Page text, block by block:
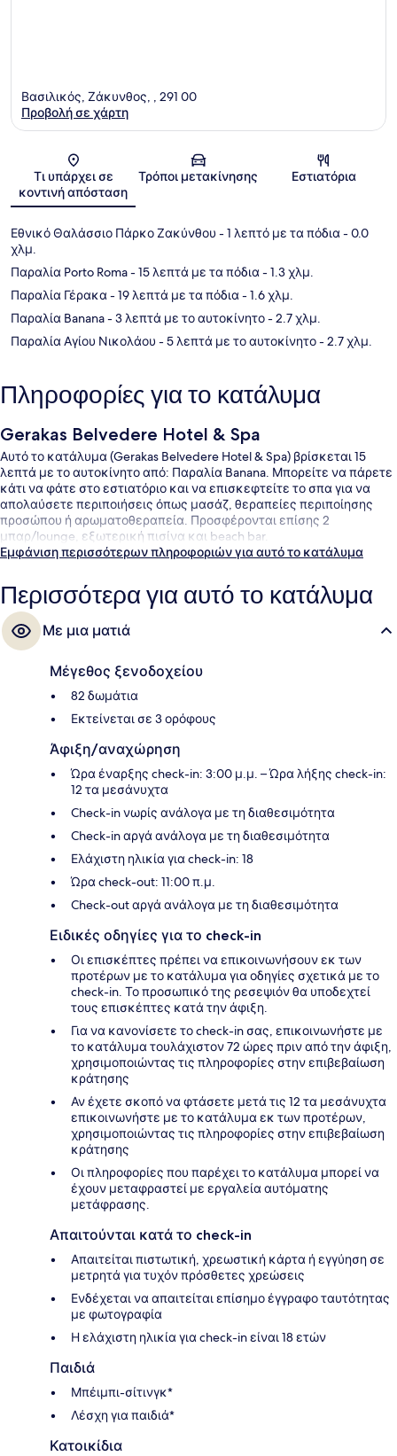
Χάρτης
Βασιλικός, Ζάκυνθος, ​, 291 00
Προβολή σε χάρτη
Τι υπάρχει σε
κοντινή απόσταση
Τρόποι μετακίνησης Εστιατόρια
Εθνικό Θαλάσσιο Πάρκο Ζακύνθου - 1 λεπτό με τα πόδια- 0.0
χλμ.
Παραλία Porto Roma- 15 λεπτά με τα πόδια- 1.3 χλμ.
Παραλία Γέρακα- 19 λεπτά με τα πόδια- 1.6 χλμ.
Παραλία Banana- 3 λεπτά με το αυτοκίνητο- 2.7 χλμ.
Παραλία Αγίου Νικολάου - 5 λεπτά με το αυτοκίνητο- 2.7 χλμ.
Πληροφορίες για το κατάλυμα
Gerakas Belvedere Hotel & Spa
Αυτό το κατάλυμα (Gerakas Belvedere Hotel & Spa) βρίσκεται 15
λεπτά με το αυτοκίνητο από: Παραλία Banana. Μπορείτε να πάρετε
κάτι να φάτε στο εστιατόριο και να επισκεφτείτε το σπα για να
απολαύσετε περιποιήσεις όπως μασάζ, θεραπείες περιποίησης
προσώπου ή αρωματοθεραπεία. Προσφέρονται επίσης 2
μπαρ/lounge, εξωτερική πισίνα και beach bar.
Εμφάνιση περισσότερων πληροφοριών για αυτό το κατάλυμα
Περισσότερα για αυτό το κατάλυμα
Με μια ματιά
Μέγεθος ξενοδοχείου
82 δωμάτια
Εκτείνεται σε 3 ορόφους
Άφιξη/αναχώρηση
Ώρα έναρξης check-in: 3:00 μ.μ. – Ώρα λήξης check-in:
12 τα μεσάνυχτα
Check-in νωρίς ανάλογα με τη διαθεσιμότητα
Check-in αργά ανάλογα με τη διαθεσιμότητα
Ελάχιστη ηλικία για check-in: 18
Ώρα check-out: 11:00 π.μ.
Check-out αργά ανάλογα με τη διαθεσιμότητα
Ειδικές οδηγίες για το check-in
Οι επισκέπτες πρέπει να επικοινωνήσουν εκ των
προτέρων με το κατάλυμα για οδηγίες σχετικά με το
check-in. Το προσωπικό της ρεσεψιόν θα υποδεχτεί
τους επισκέπτες κατά την άφιξη.
Για να κανονίσετε το check-in σας, επικοινωνήστε με
το κατάλυμα τουλάχιστον 72 ώρες πριν από την άφιξη,
χρησιμοποιώντας τις πληροφορίες στην επιβεβαίωση
κράτησης
Αν έχετε σκοπό να φτάσετε μετά τις 12 τα μεσάνυχτα
επικοινωνήστε με το κατάλυμα εκ των προτέρων,
χρησιμοποιώντας τις πληροφορίες στην επιβεβαίωση
κράτησης
Οι πληροφορίες που παρέχει το κατάλυμα μπορεί να
έχουν μεταφραστεί με εργαλεία αυτόματης
μετάφρασης.
Απαιτούνται κατά το check-in
Απαιτείται πιστωτική, χρεωστική κάρτα ή εγγύηση σε
μετρητά για τυχόν πρόσθετες χρεώσεις
Ενδέχεται να απαιτείται επίσημο έγγραφο ταυτότητας
με φωτογραφία
Η ελάχιστη ηλικία για check-in είναι 18 ετών
Παιδιά
Μπέιμπι-σίτινγκ*
Λέσχη για παιδιά*
Κατοικίδια